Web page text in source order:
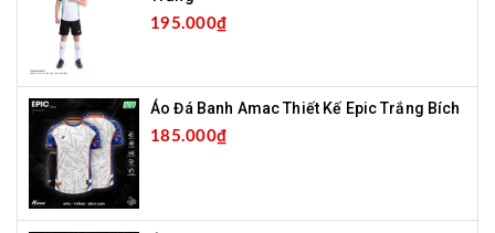
195.000₫
Áo Đá Banh Amac Thiết Kế Epic Trắng Bích
185.000₫